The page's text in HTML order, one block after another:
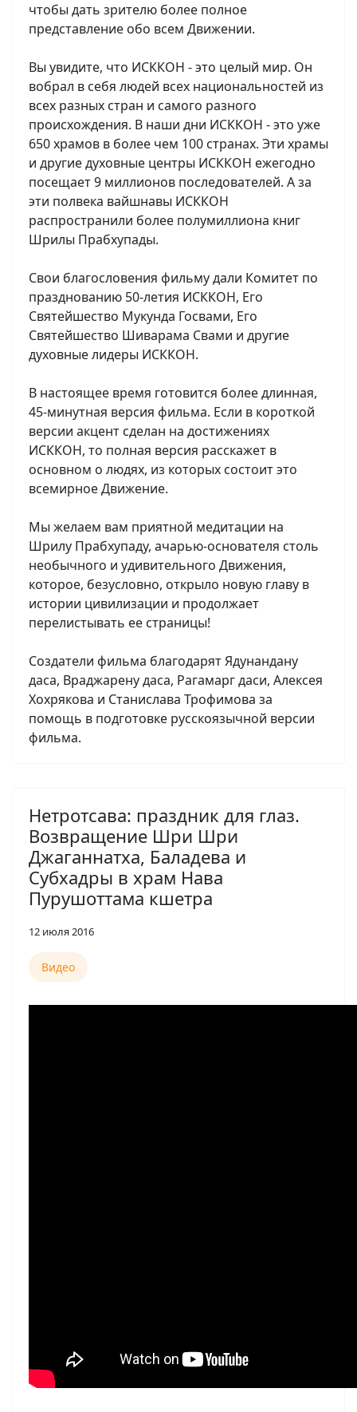
чтобы дать зрителю более полное
представление обо всем Движении.
Вы увидите, что ИСККОН - это целый мир. Он
вобрал в себя людей всех национальностей из
всех разных стран и самого разного
происхождения. В наши дни ИСККОН - это уже
650 храмов в более чем 100 странах. Эти храмы
и другие духовные центры ИСККОН ежегодно
посещает 9 миллионов последователей. А за
эти полвека вайшнавы ИСККОН
распространили более полумиллиона книг
Шрилы Прабхупады.
Свои благословения фильму дали Комитет по
празднованию 50-летия ИСККОН, Его
Святейшество Мукунда Госвами, Его
Святейшество Шиварама Свами и другие
духовные лидеры ИСККОН.
В настоящее время готовится более длинная,
45-минутная версия фильма. Если в короткой
версии акцент сделан на достижениях
ИСККОН, то полная версия расскажет в
основном о людях, из которых состоит это
всемирное Движение.
Мы желаем вам приятной медитации на
Шрилу Прабхупаду, ачарью-основателя столь
необычного и удивительного Движения,
которое, безусловно, открыло новую главу в
истории цивилизации и продолжает
перелистывать ее страницы!
Создатели фильма благодарят Ядунандану
даса, Враджарену даса, Рагамарг даси, Алексея
Хохрякова и Станислава Трофимова за
помощь в подготовке русскоязычной версии
фильма.
Нетротсава: праздник для глаз.
Возвращение Шри Шри
Джаганнатха, Баладева и
Субхадры в храм Нава
Пурушоттама кшетра
12 июля 2016
Видео